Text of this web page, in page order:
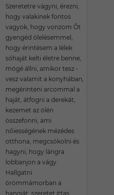
Szeretetre vágyni, érezni,
hogy valakinek fontos
vagyok, hogy vonzom Őt
gyengéd ölelésemmel,
hogy érintésem a lélek
sóhaját kelti életre benne,
mögé állni, amikor tesz -
vesz valamit a konyhában,
megérinteni arcommal a
haját, átfogni a derekát,
kezemet az ölén
összefonni, ami
nőiességének mézédes
otthona, megcsókolni és
hagyni, hogy lángra
lobbanjon a vágy.
Hallgatni
örömmámorban a
hangját, szeretet ittas